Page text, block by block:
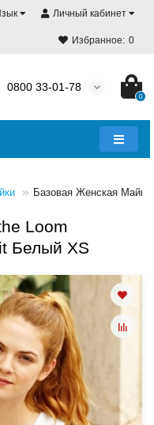
Личный кабинет
Избранное: 0
0800 33-01-78
0
Базовая Женская
Loom
Белый XS